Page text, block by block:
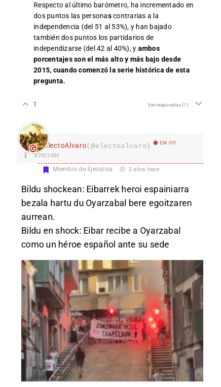
Respecto al último barómetro, ha incrementado en
dos puntos las personascontrarias a la
independencia (del 51 al 53%), y han bajado
también dos puntos los partidarios de
independizarse (del 42 al 40%), y ambos
porcentajes son el más alto y más bajo desde
2015, cuando comenzó la serie histórica de esta
pregunta.
1 Ver respuestas(1)
electoAlvaro(@electoalvaro) EM Off
#2921086
Miembro de Ejecutiva 2 años hace
Bildu shockean: Eibarrek heroi espainiarra
bezala hartu du Oyarzabal bere egoitzaren
aurrean.
Bildu en shock: Eibar recibe a Oyarzabal
como un héroe español ante su sede